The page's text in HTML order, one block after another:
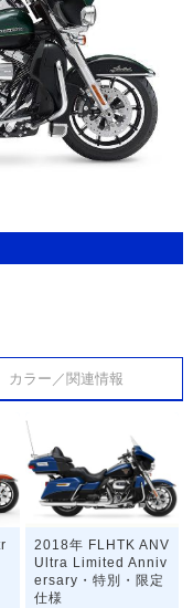
カラー／関連情報
2018年 FLHTK ANV
Ultra Limited Anniv
ersary・特別・限定
仕様